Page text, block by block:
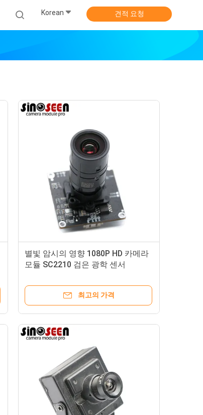
Korean 견적 요청
별빛 암시의 영향 1080P HD 카메라
모듈 SC2210 검은 광학 센서
최고의 가격